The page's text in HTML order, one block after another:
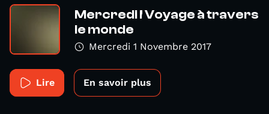
Mercredi ! Voyage à travers
le monde
Mercredi 1 Novembre 2017
Lire En savoir plus